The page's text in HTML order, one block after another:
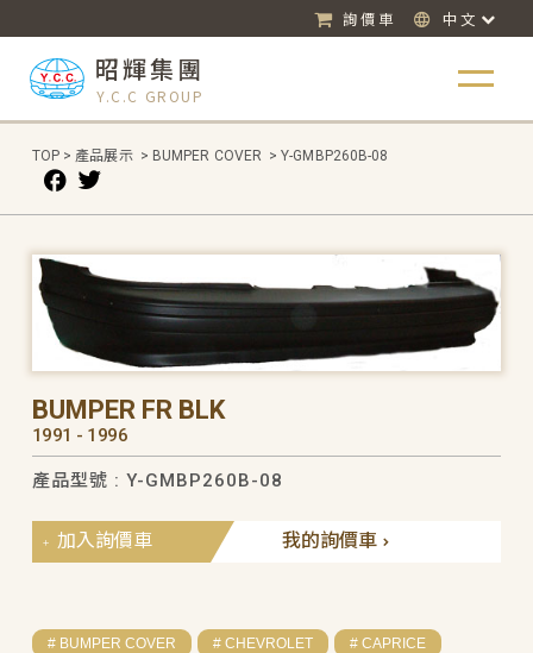
詢價車 中文
昭輝集團
Y.C.C GROUP
TOP > 產品展示 > BUMPER COVER > Y-GMBP260B-08
BUMPER FR BLK
1991 - 1996
產品型號 : Y-GMBP260B-08
我的詢價車
加入詢價車
# BUMPER COVER # CHEVROLET # CAPRICE